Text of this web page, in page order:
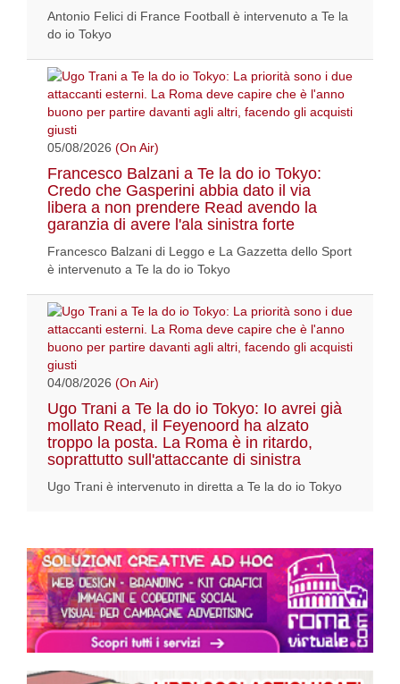
Antonio Felici di France Football è intervenuto a Te la
do io Tokyo
05/08/2026 (On Air)
Francesco Balzani a Te la do io Tokyo:
Credo che Gasperini abbia dato il via
libera a non prendere Read avendo la
garanzia di avere l'ala sinistra forte
Francesco Balzani di Leggo e La Gazzetta dello Sport
è intervenuto a Te la do io Tokyo
04/08/2026 (On Air)
Ugo Trani a Te la do io Tokyo: Io avrei già
mollato Read, il Feyenoord ha alzato
troppo la posta. La Roma è in ritardo,
soprattutto sull'attaccante di sinistra
Ugo Trani è intervenuto in diretta a Te la do io Tokyo